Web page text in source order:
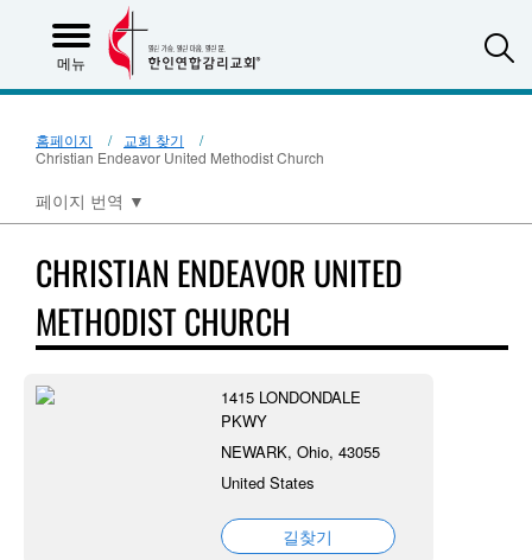
메뉴
홈페이지
교회 찾기
Christian Endeavor United Methodist Church
페이지 번역 ▼
CHRISTIAN ENDEAVOR UNITED
METHODIST CHURCH
1415 LONDONDALE
PKWY
NEWARK, Ohio, 43055
United States
길찾기